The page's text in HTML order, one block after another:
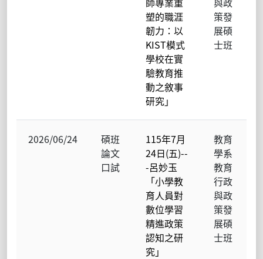
塑的職涯
韌力：以
KIST模式
學校在實
驗教育推
動之敘事
研究」
策發
展碩
士班
2026/06/24
碩班
論文
口試
115年7月
24日(五)--
-呂妙玉
「小學教
育人員對
數位學習
精進政策
認知之研
究」
教育
學系
教育
行政
與政
策發
展碩
士班